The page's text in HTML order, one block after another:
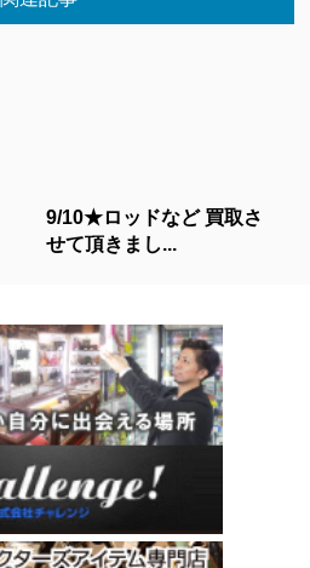
9/10★ロッドなど 買取さ
せて頂きまし...